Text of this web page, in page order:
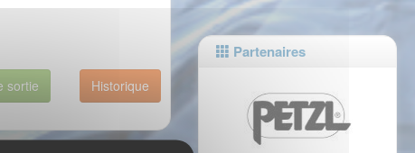
sortie Historique
Partenaires